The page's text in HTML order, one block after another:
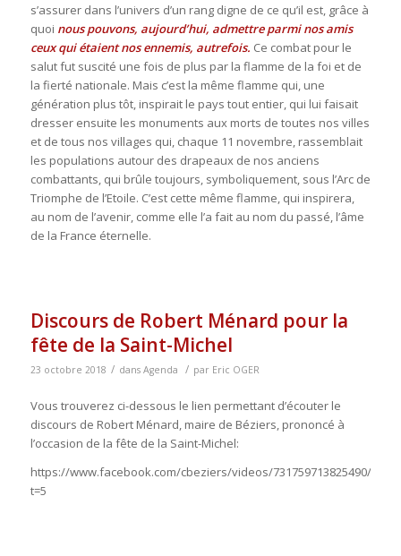
s’assurer dans l’univers d’un rang digne de ce qu’il est, grâce à
quoi nous pouvons, aujourd’hui, admettre parmi nos amis
ceux qui étaient nos ennemis, autrefois. Ce combat pour le
salut fut suscité une fois de plus par la flamme de la foi et de
la fierté nationale. Mais c’est la même flamme qui, une
génération plus tôt, inspirait le pays tout entier, qui lui faisait
dresser ensuite les monuments aux morts de toutes nos villes
et de tous nos villages qui, chaque 11 novembre, rassemblait
les populations autour des drapeaux de nos anciens
combattants, qui brûle toujours, symboliquement, sous l’Arc de
Triomphe de l’Etoile. C’est cette même flamme, qui inspirera,
au nom de l’avenir, comme elle l’a fait au nom du passé, l’âme
de la France éternelle.
Discours de Robert Ménard pour la
fête de la Saint-Michel
23 octobre 2018 / dans Agenda / par Eric OGER
Vous trouverez ci-dessous le lien permettant d’écouter le
discours de Robert Ménard, maire de Béziers, prononcé à
l’occasion de la fête de la Saint-Michel:
https://www.facebook.com/cbeziers/videos/731759713825490/?
t=5